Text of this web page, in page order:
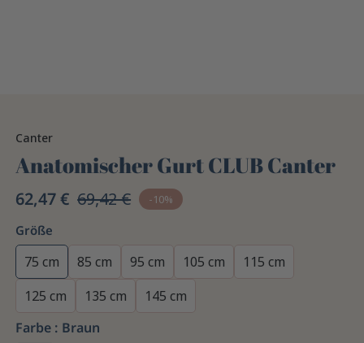
Canter
Anatomischer Gurt CLUB Canter
62,47 € 69,42 € -10%
Größe
75 cm 85 cm 95 cm 105 cm
115 cm
125 cm
135 cm
145 cm
Farbe : Braun